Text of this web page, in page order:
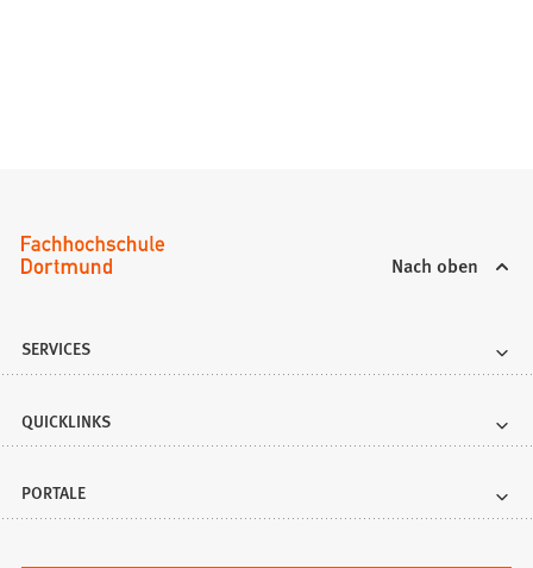
Nach oben
SERVICES
QUICKLINKS
PORTALE